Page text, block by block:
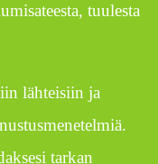
tuulesta
lähteisiin ja
tarkan